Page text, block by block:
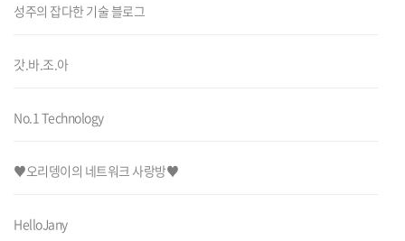
성주의 잡다한 기술 블로그
갓.바.조.아
No.1 Technology
♥오리뎅이의 네트워크 사랑방♥
HelloJany